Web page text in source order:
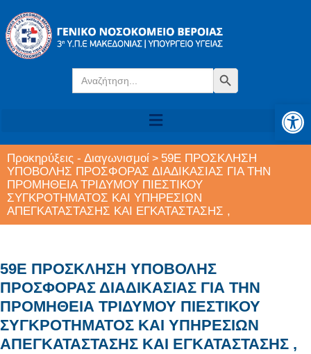
Search
for:
Search Button
Προκηρύξεις - Διαγωνισμοί > 59Ε ΠΡΟΣΚΛΗΣΗ
ΥΠΟΒΟΛΗΣ ΠΡΟΣΦΟΡΑΣ ΔΙΑΔΙΚΑΣΙΑΣ ΓΙΑ ΤΗΝ
ΠΡΟΜΗΘΕΙΑ ΤΡΙΔΥΜΟΥ ΠΙΕΣΤΙΚΟΥ
ΣΥΓΚΡΟΤΗΜΑΤΟΣ KAI ΥΠΗΡΕΣΙΩΝ
ΑΠΕΓΚΑΤΑΣΤΑΣΗΣ ΚΑΙ ΕΓΚΑΤΑΣΤΑΣΗΣ ,
59Ε ΠΡΟΣΚΛΗΣΗ ΥΠΟΒΟΛΗΣ
ΠΡΟΣΦΟΡΑΣ ΔΙΑΔΙΚΑΣΙΑΣ ΓΙΑ ΤΗΝ
ΠΡΟΜΗΘΕΙΑ ΤΡΙΔΥΜΟΥ ΠΙΕΣΤΙΚΟΥ
ΣΥΓΚΡΟΤΗΜΑΤΟΣ KAI ΥΠΗΡΕΣΙΩΝ
ΑΠΕΓΚΑΤΑΣΤΑΣΗΣ ΚΑΙ ΕΓΚΑΤΑΣΤΑΣΗΣ ,